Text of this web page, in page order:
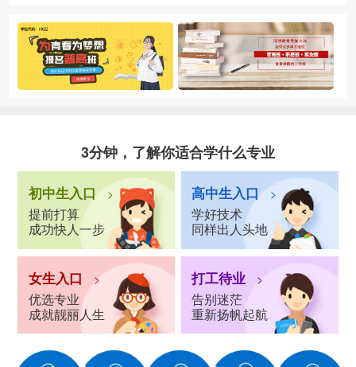
3分钟，了解你适合学什么专业
初中生入口 >
提前打算
成功快人一步
高中生入口 >
学好技术
同样出人头地
女生入口 >
优选专业
成就靓丽人生
打工待业 >
告别迷茫
重新扬帆起航